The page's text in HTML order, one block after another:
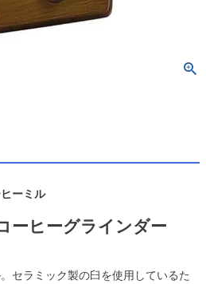
ーミル
ヒーグラインダー
セラミック製の臼を使用しているた